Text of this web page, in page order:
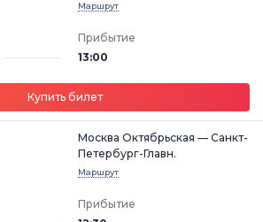
Маршрут
Прибытие
13:00
Купить билет
Москва Октябрьская — Санкт-
Петербург-Главн.
Маршрут
Прибытие